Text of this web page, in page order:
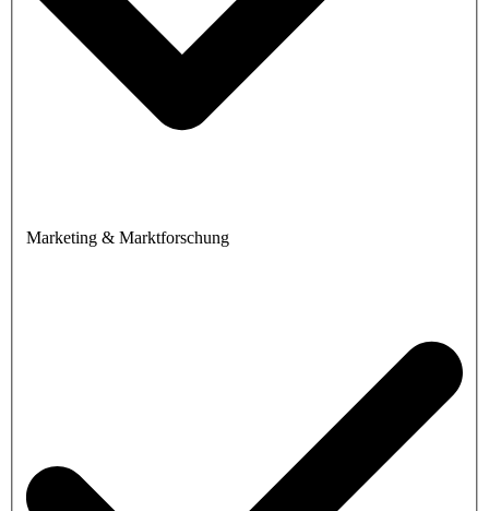
Marketing & Marktforschung